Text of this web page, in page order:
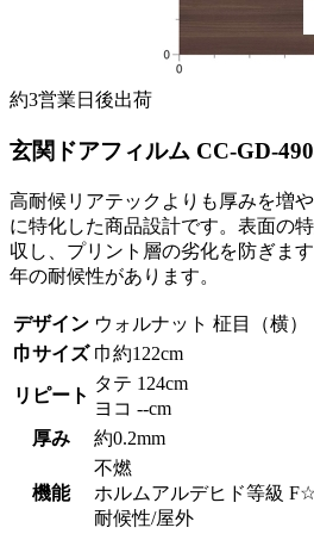
約3営業日後出荷
玄関ドアフィルム CC-GD-
高耐候リアテックよりも厚みを増
に特化した商品設計です。表面の
収し、プリント層の劣化を防ぎま
年の耐候性があります。
デザイン ウォルナット 柾目（横）
巾サイズ 巾約122cm
リピート
タテ 124cm
ヨコ --cm
厚み
約0.2mm
機能
不燃
ホルムアルデヒド等級
耐候性/屋外